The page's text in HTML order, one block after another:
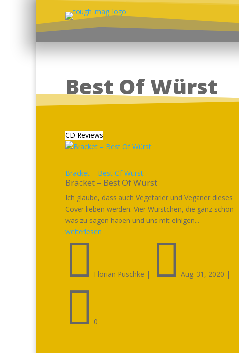
Best Of Würst
CD Reviews
Bracket – Best Of Würst
Bracket – Best Of Würst
Ich glaube, dass auch Vegetarier und Veganer dieses
Cover lieben werden. Vier Würstchen, die ganz schön
was zu sagen haben und uns mit einigen...
weiterlesen
 Florian Puschke |  Aug. 31, 2020 |
 0